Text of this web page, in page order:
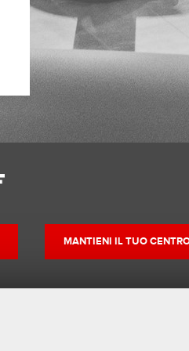
MANTIENI IL TUO